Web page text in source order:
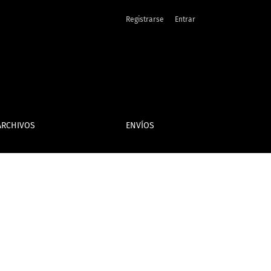
ENVÍOS
Registrarse Entrar